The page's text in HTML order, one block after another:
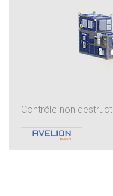
Contrôle non